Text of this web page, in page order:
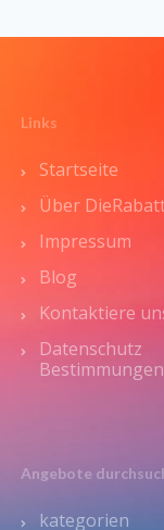
Links
Startseite
Über
Impressum
Blog
Kontaktiere
Datenschutz
Bestimmungen
Angebote
kategorien